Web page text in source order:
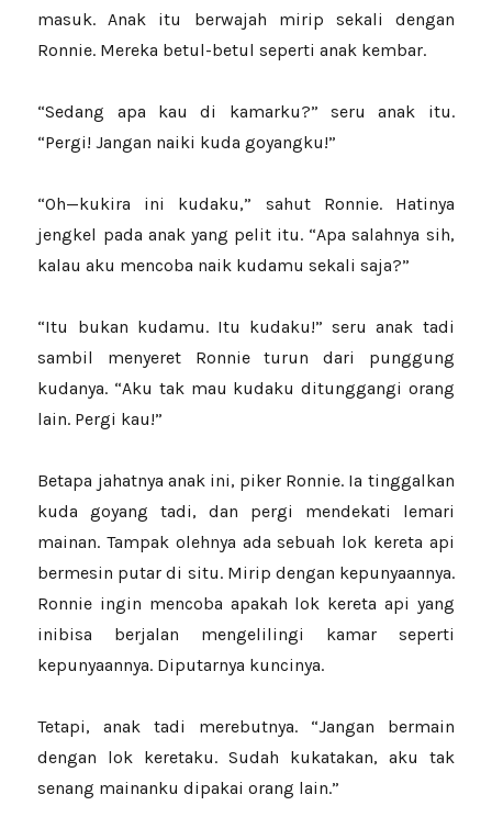
masuk. Anak itu berwajah mirip sekali dengan
Ronnie. Mereka betul-betul seperti anak kembar.
“Sedang apa kau di kamarku?” seru anak itu.
“Pergi! Jangan naiki kuda goyangku!”
“Oh—kukira ini kudaku,” sahut Ronnie. Hatinya
jengkel pada anak yang pelit itu. “Apa salahnya sih,
kalau aku mencoba naik kudamu sekali saja?”
“Itu bukan kudamu. Itu kudaku!” seru anak tadi
sambil menyeret Ronnie turun dari punggung
kudanya. “Aku tak mau kudaku ditunggangi orang
lain. Pergi kau!”
Betapa jahatnya anak ini, piker Ronnie. Ia tinggalkan
kuda goyang tadi, dan pergi mendekati lemari
mainan. Tampak olehnya ada sebuah lok kereta api
bermesin putar di situ. Mirip dengan kepunyaannya.
Ronnie ingin mencoba apakah lok kereta api yang
inibisa berjalan mengelilingi kamar seperti
kepunyaannya. Diputarnya kuncinya.
Tetapi, anak tadi merebutnya. “Jangan bermain
dengan lok keretaku. Sudah kukatakan, aku tak
senang mainanku dipakai orang lain.”